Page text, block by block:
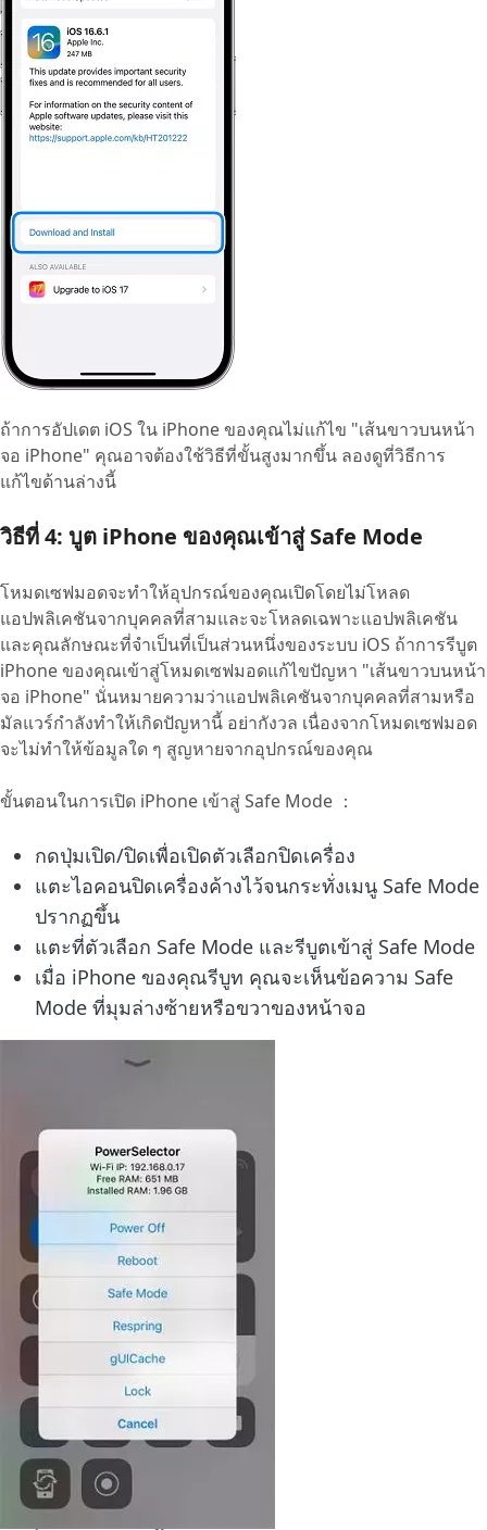
ถ้าการอัปเดต iOS ใน iPhone ของคุณไม่แก้ไข "เส้นขาวบนหน้า
จอ iPhone" คุณอาจต้องใช้วิธีที่ขั้นสูงมากขึ้น ลองดูที่วิธีการ
แก้ไขด้านล่างนี้
วิธีที่ 4: บูต iPhone ของคุณเข้าสู่ Safe Mode
โหมดเซฟมอดจะทำให้อุปกรณ์ของคุณเปิดโดยไม่โหลด
แอปพลิเคชันจากบุคคลที่สามและจะโหลดเฉพาะแอปพลิเคชัน
และคุณลักษณะที่จำเป็นที่เป็นส่วนหนึ่งของระบบ iOS ถ้าการรีบูต
iPhone ของคุณเข้าสู่โหมดเซฟมอดแก้ไขปัญหา "เส้นขาวบนหน้า
จอ iPhone" นั่นหมายความว่าแอปพลิเคชันจากบุคคลที่สามหรือ
มัลแวร์กำลังทำให้เกิดปัญหานี้ อย่ากังวล เนื่องจากโหมดเซฟมอด
จะไม่ทำให้ข้อมูลใด ๆ สูญหายจากอุปกรณ์ของคุณ
ขั้นตอนในการเปิด iPhone เข้าสู่ Safe Mode ：
กดปุ่มเปิด/ปิดเพื่อเปิดตัวเลือกปิดเครื่อง
แตะไอคอนปิดเครื่องค้างไว้จนกระทั่งเมนู Safe Mode
ปรากฏขึ้น
แตะที่ตัวเลือก Safe Mode และรีบูตเข้าสู่ Safe Mode
เมื่อ iPhone ของคุณรีบูท คุณจะเห็นข้อความ Safe
Mode ที่มุมล่างซ้ายหรือขวาของหน้าจอ